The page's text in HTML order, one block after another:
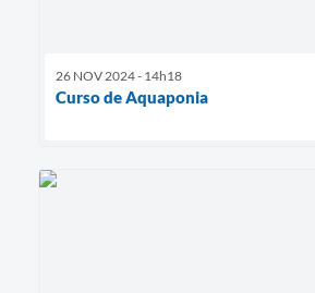
26 NOV 2024 - 14h18
Curso de Aquaponia